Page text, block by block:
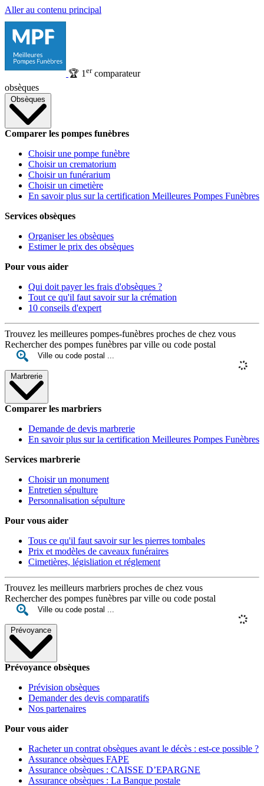
Aller au contenu principal
🏆 1 ercomparateur
obsèques
Obsèques
Comparer les pompes funèbres
Choisir une pompe funèbre
Choisir un crematorium
Choisir un funérarium
Choisir un cimetière
En savoir plus sur la certification Meilleures Pompes Funèbres
Services obsèques
Organiser les obsèques
Estimer le prix des obsèques
Pour vous aider
Qui doit payer les frais d'obsèques ?
Tout ce qu'il faut savoir sur la crémation
10 conseils d'expert
Trouvez les meilleures pompes-funèbres proches de chez vous
Rechercher des pompes funèbres par ville ou code postal
Marbrerie
Comparer les marbriers
Demande de devis marbrerie
En savoir plus sur la certification Meilleures Pompes Funèbres
Services marbrerie
Choisir un monument
Entretien sépulture
Personnalisation sépulture
Pour vous aider
Tous ce qu'il faut savoir sur les pierres tombales
Prix et modèles de caveaux funéraires
Cimetières, législiation et réglement
Trouvez les meilleurs marbriers proches de chez vous
Rechercher des pompes funèbres par ville ou code postal
Prévoyance
Prévoyance obsèques
Prévision obsèques
Demander des devis comparatifs
Nos partenaires
Pour vous aider
Racheter un contrat obsèques avant le décès : est-ce possible ?
Assurance obsèques FAPE
Assurance obsèques : CAISSE D’EPARGNE
Assurance obsèques : La Banque postale